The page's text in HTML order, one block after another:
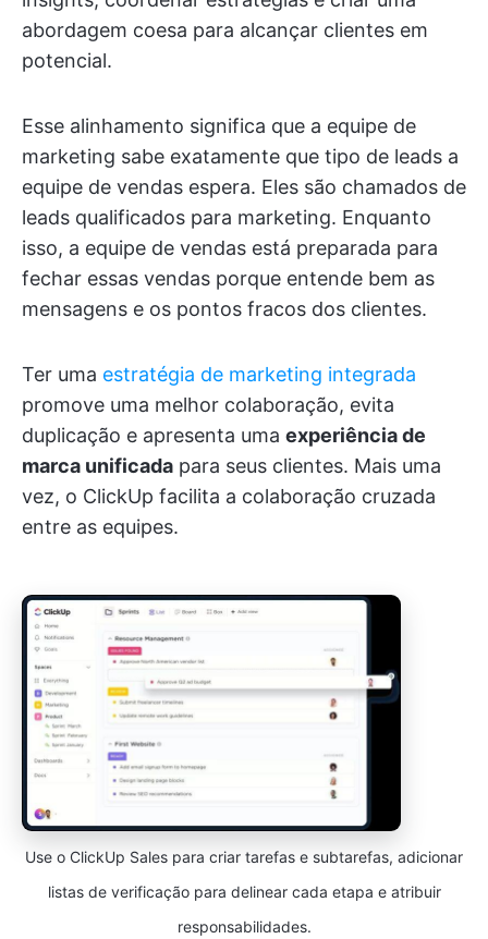
abordagem coesa para alcançar clientes em
potencial.
Esse alinhamento significa que a equipe de
marketing sabe exatamente que tipo de leads a
equipe de vendas espera. Eles são chamados de
leads qualificados para marketing. Enquanto
isso, a equipe de vendas está preparada para
fechar essas vendas porque entende bem as
mensagens e os pontos fracos dos clientes.
Ter uma estratégia de marketing integrada
promove uma melhor colaboração, evita
duplicação e apresenta uma experiência de
marca unificada para seus clientes. Mais uma
vez, o ClickUp facilita a colaboração cruzada
entre as equipes.
Use o ClickUp Sales para criar tarefas e subtarefas, adicionar
listas de verificação para delinear cada etapa e atribuir
responsabilidades.